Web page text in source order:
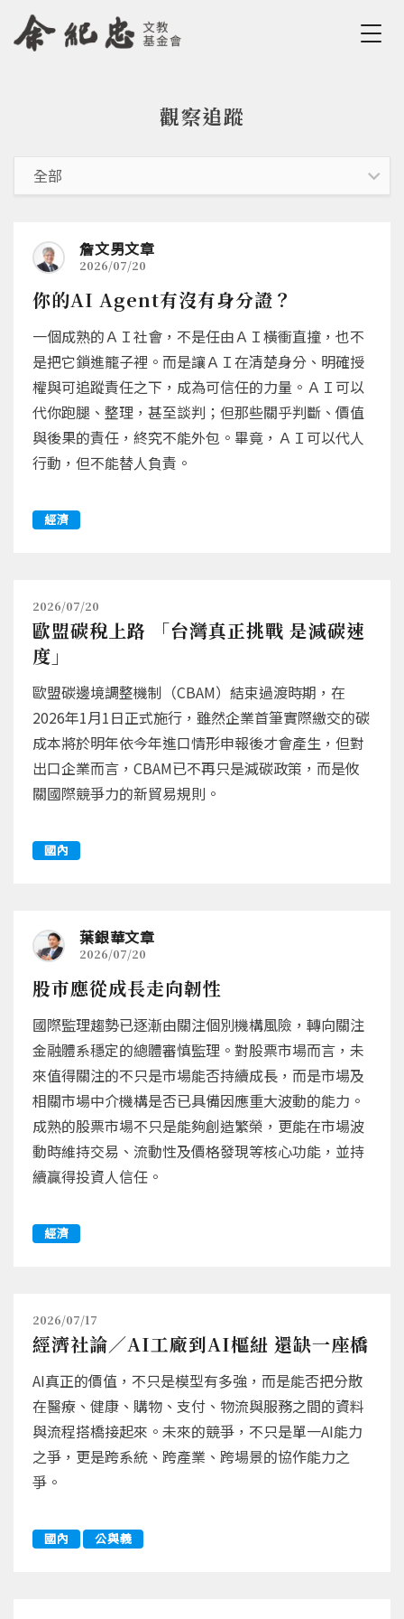
Jump to Navigation
Jump to Main content
觀察追蹤
詹文男文章
2026/07/20
你的AI Agent有沒有身分證？
一個成熟的ＡＩ社會，不是任由ＡＩ橫衝直撞，也不
是把它鎖進籠子裡。而是讓ＡＩ在清楚身分、明確授
權與可追蹤責任之下，成為可信任的力量。ＡＩ可以
代你跑腿、整理，甚至談判；但那些關乎判斷、價值
與後果的責任，終究不能外包。畢竟，ＡＩ可以代人
行動，但不能替人負責。
經濟
2026/07/20
歐盟碳稅上路 「台灣真正挑戰 是減碳速
度」
歐盟碳邊境調整機制（CBAM）結束過渡時期，在
2026年1月1日正式施行，雖然企業首筆實際繳交的碳
成本將於明年依今年進口情形申報後才會產生，但對
出口企業而言，CBAM已不再只是減碳政策，而是攸
關國際競爭力的新貿易規則。
國內
葉銀華文章
2026/07/20
股市應從成長走向韌性
國際監理趨勢已逐漸由關注個別機構風險，轉向關注
金融體系穩定的總體審慎監理。對股票市場而言，未
來值得關注的不只是市場能否持續成長，而是市場及
相關市場中介機構是否已具備因應重大波動的能力。
成熟的股票市場不只是能夠創造繁榮，更能在市場波
動時維持交易、流動性及價格發現等核心功能，並持
續贏得投資人信任。
經濟
2026/07/17
經濟社論／AI工廠到AI樞紐 還缺一座橋
AI真正的價值，不只是模型有多強，而是能否把分散
在醫療、健康、購物、支付、物流與服務之間的資料
與流程搭橋接起來。未來的競爭，不只是單一AI能力
之爭，更是跨系統、跨產業、跨場景的協作能力之
爭。
國內 公與義